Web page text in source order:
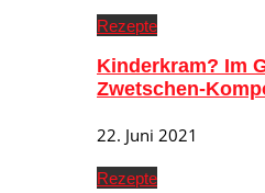
Rezepte
Kinderkram? Im
Zwetschen-
22. Juni 2021
Rezepte